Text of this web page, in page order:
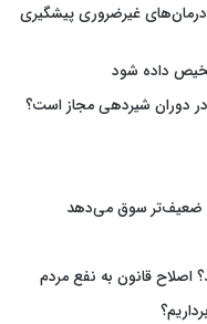
غیرضروری پیشگیری
داده شود
دوران شیردهی مجاز است؟
ضعیف‌تر سوق می‌دهد
اصلاح قانون به نفع مردم